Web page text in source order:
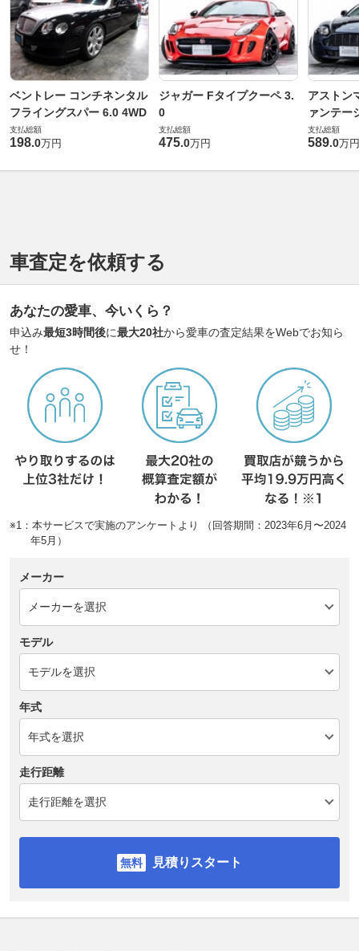
ベントレー コンチネンタル
フライングスパー 6.0 4WD
支払総額
198.0万円
ジャガー Fタイプクーペ 3.
0
支払総額
475.0万円
アストン
ァンテー
支払総額
589.0万円
車査定を依頼する
あなたの愛車、今いくら？
申込み最短3時間後に最大20社から愛車の査定結果をWebでお知ら
せ！
※1：本サービスで実施のアンケートより （回答期間：2023年6月〜2024
年5月）
メーカー
モデル
年式
走行距離
見積りスタート